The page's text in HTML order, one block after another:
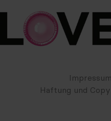
Impressum
Haftung und